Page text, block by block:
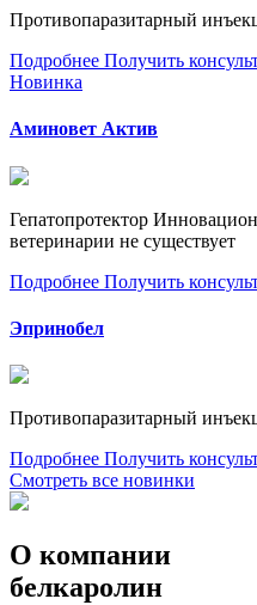
Противопаразитарный
Подробнее Получить
Новинка
Аминовет Актив
Гепатопротектор
ветеринарии не существует
Подробнее Получить
Эпринобел
Противопаразитарный
Подробнее Получить
Смотреть все новинки
О компании
белкаролин